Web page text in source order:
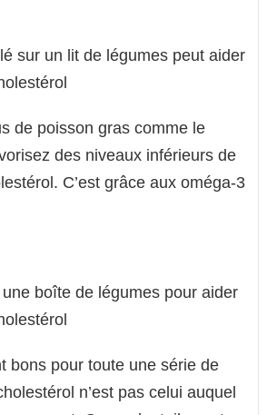
de poisson gras comme le
des niveaux inférieurs de
C’est grâce aux oméga-3
bons pour toute une série de
n’est pas celui auquel